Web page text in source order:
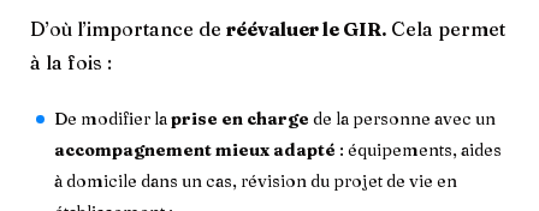
D’où l’importance de réévaluer le GIR. Cela permet
à la fois :
De modifier laprise en charge de la personne avec un
accompagnement mieux adapté : équipements, aides
à domicile dans un cas, révision du projet de vie en